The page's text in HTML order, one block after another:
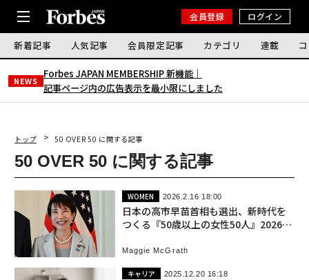
会員登録 ログイン
新着記事 人気記事 会員限定記事 カテゴリ 連載
NEWS
Forbes JAPAN MEMBERSHIP 新機能｜
記事ページ内の広告表示を最小限にしました
トップ 50 OVER 50 に関する記事
50 OVER 50 に関する記事
WOMEN 2026.2.16 18:00
日本の高市早苗首相も選出、新時代を
つくる『50歳以上の女性50人』2026年
Maggie McGrath
キャリア 2025.12.20 16:18